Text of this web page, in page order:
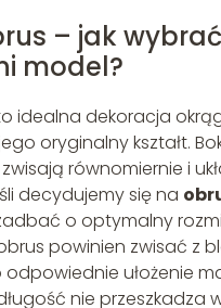
– jak wybrać
model?
idealna dekoracja
oryginalny kształt.
równomiernie i
decydujemy się na
o optymalny
powinien zwisać z
ułożenie
nie przeszkadza